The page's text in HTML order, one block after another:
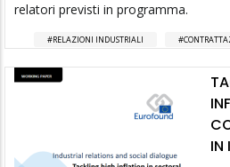
relatori previsti in programma.
RELAZIONI INDUSTRIALI
IN